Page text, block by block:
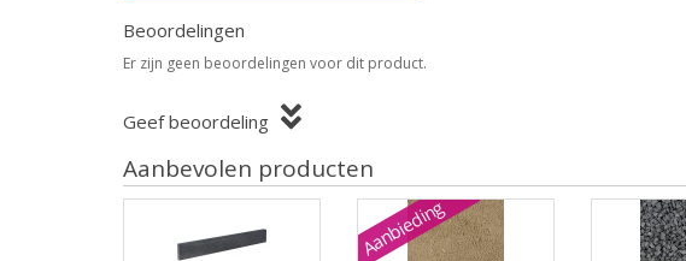
Beoordelingen
Er zijn geen beoordelingen voor dit product.
Geef beoordeling
Aanbevolen producten
Aanbieding